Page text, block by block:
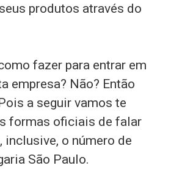
produtos através do
fazer para entrar em
empresa? Não? Então
a seguir vamos te
formas oficiais de falar
inclusive, o número de
São Paulo.